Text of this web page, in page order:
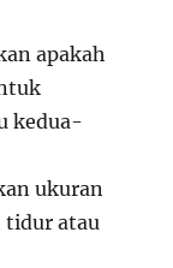
apakah
kedua-
ukuran
tidur atau